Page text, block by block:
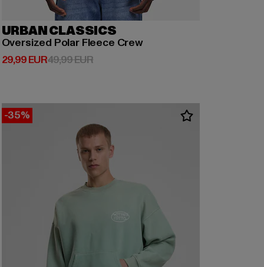
URBAN CLASSICS
Oversized Polar Fleece Crew
29,99 EUR
Derzeitiger Preis: 29,99 EUR
49,99 EURAktionspreis: 49,99 EUR
-35%